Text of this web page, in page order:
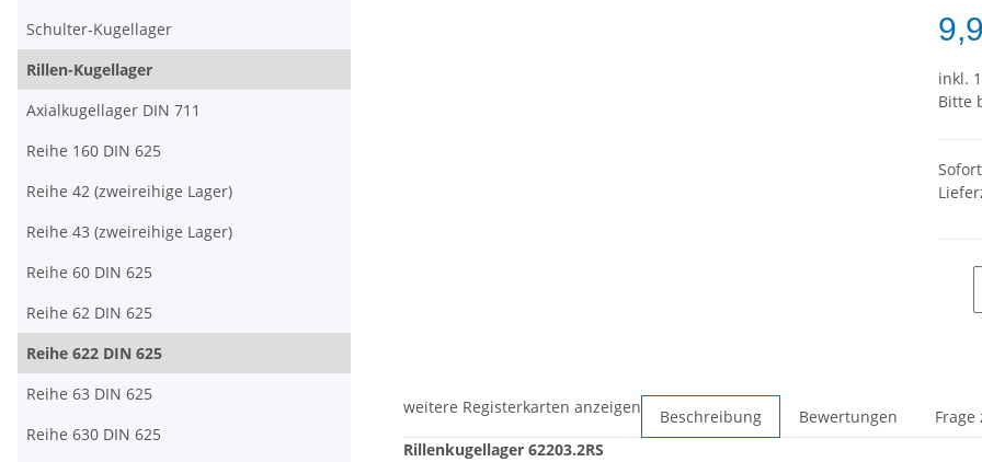
inkl.
Bitte
weitere Registerkarten anzeigen Beschreibung Bewertungen
Rillenkugellager 62203.2RS
Schulter-Kugellager
Rillen-Kugellager
Axialkugellager DIN 711
Reihe 160 DIN 625
Reihe 42 (zweireihige Lager)
Reihe 43 (zweireihige Lager)
Reihe 60 DIN 625
Reihe 62 DIN 625
Reihe 622 DIN 625
Reihe 63 DIN 625
Reihe 630 DIN 625